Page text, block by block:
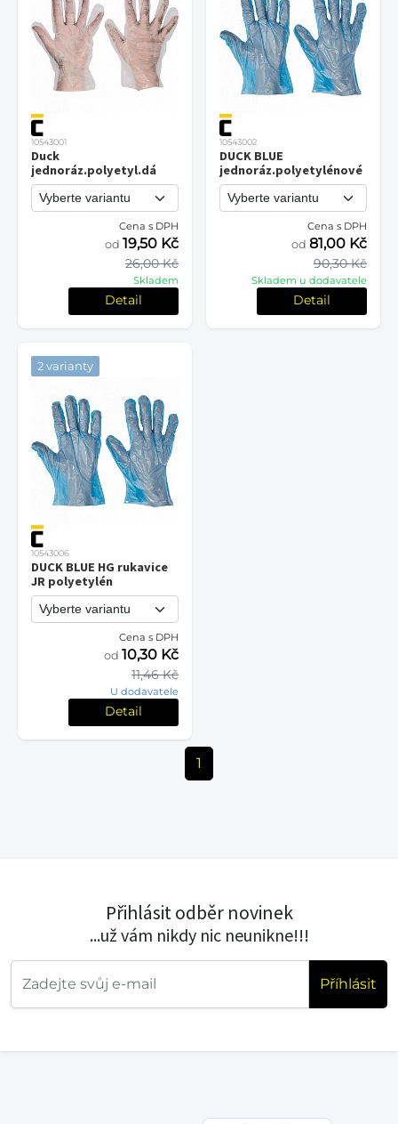
10543001
Duck
jednoráz.polyetyl.dá
Cena s DPH
26,00 Kč
od 19,50 Kč
Skladem
Detail
10543002
DUCK BLUE
jednoráz.polyetylénové
Cena s DPH
90,30 Kč
od 81,00 Kč
Skladem u dodavatele
Detail
2 varianty
10543006
DUCK BLUE HG rukavice
JR polyetylén
Cena s DPH
11,46 Kč
od 10,30 Kč
U dodavatele
Detail
1
Přihlásit odběr novinek
...už vám nikdy nic neunikne!!!
Příhlásit